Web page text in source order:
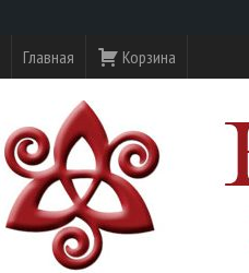
Главная Корзина